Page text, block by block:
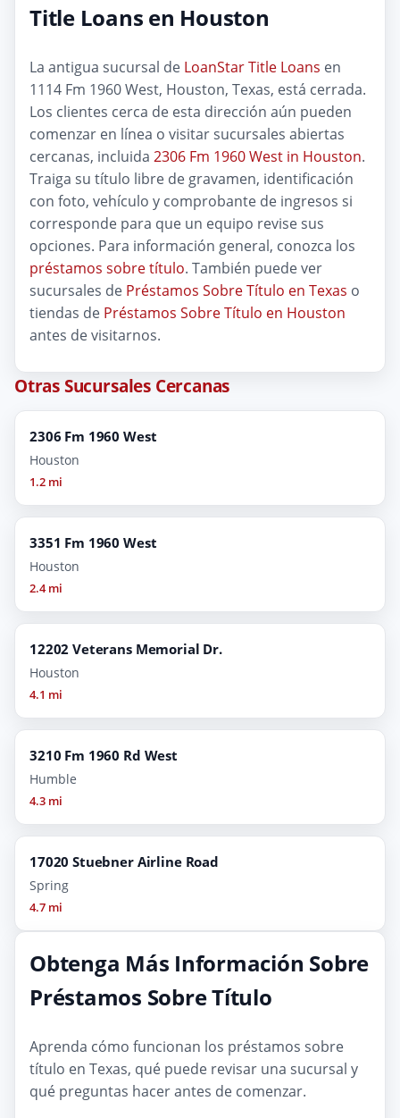
Title Loans en Houston
La antigua sucursal de LoanStar Title Loans en
1114 Fm 1960 West, Houston, Texas, está cerrada.
Los clientes cerca de esta dirección aún pueden
comenzar en línea o visitar sucursales abiertas
cercanas, incluida 2306 Fm 1960 West in Houston.
Traiga su título libre de gravamen, identificación
con foto, vehículo y comprobante de ingresos si
corresponde para que un equipo revise sus
opciones. Para información general, conozca los
préstamos sobre título. También puede ver
sucursales de Préstamos Sobre Título en Texas o
tiendas de Préstamos Sobre Título en Houston
antes de visitarnos.
Otras Sucursales Cercanas
2306 Fm 1960 West
Houston
1.2 mi
3351 Fm 1960 West
Houston
2.4 mi
12202 Veterans Memorial Dr.
Houston
4.1 mi
3210 Fm 1960 Rd West
Humble
4.3 mi
17020 Stuebner Airline Road
Spring
4.7 mi
Obtenga Más Información Sobre
Préstamos Sobre Título
Aprenda cómo funcionan los préstamos sobre
título en Texas, qué puede revisar una sucursal y
qué preguntas hacer antes de comenzar.